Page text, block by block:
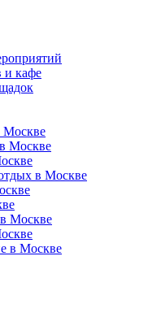
и кафе
Москве
Москве
в Москве
Москве
в Москве